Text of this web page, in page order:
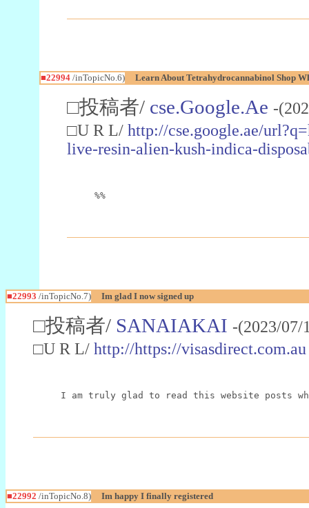
■22994/inTopicNo.6) Learn About Tetrahydrocannabinol Shop
□投稿者/ cse.Google.Ae -
□U R L/ http://cse.google.ae/
live-resin-alien-kush-indica-
%%
■22993 /inTopicNo.7) Im glad I now signed up
□投稿者/ SANAIAKAI -(2023/
□U R L/ http://https://visasdirect.com.au
I am truly glad to read this website posts
■22992 /inTopicNo.8) Im happy I finally registered